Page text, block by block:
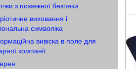
з пожежної безпеки
виховання і
символіка
вивіска в поле для
компанії